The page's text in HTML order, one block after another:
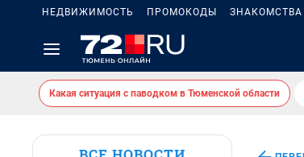
НЕДВИЖИМОСТЬ ПРОМОКОДЫ ЗНАКОМСТВА
Какая ситуация с паводком в Тюменской области